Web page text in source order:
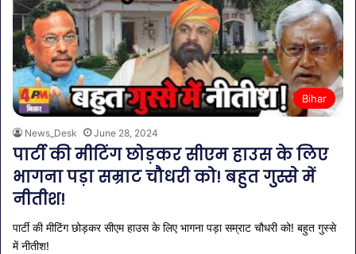
Bihar
News_Desk June 28, 2024
पार्टी की मीटिंग छोड़कर सीएम हाउस के लिए
भागना पड़ा सम्राट चौधरी को! बहुत गुस्से में
नीतीश!
पार्टी की मीटिंग छोड़कर सीएम हाउस के लिए भागना पड़ा सम्राट चौधरी को! बहुत गुस्से
में नीतीश!